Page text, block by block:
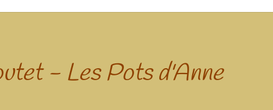
- Les Pots d'Anne